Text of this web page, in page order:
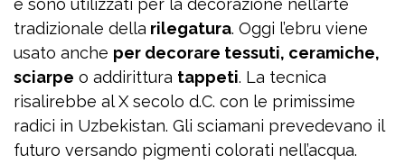
e sono utilizzati per la decorazione nell’arte
tradizionale della rilegatura. Oggi l’ebru viene
usato anche per decorare tessuti, ceramiche,
sciarpe o addirittura tappeti. La tecnica
risalirebbe al X secolo d.C. con le primissime
radici in Uzbekistan. Gli sciamani prevedevano il
futuro versando pigmenti colorati nell’acqua.